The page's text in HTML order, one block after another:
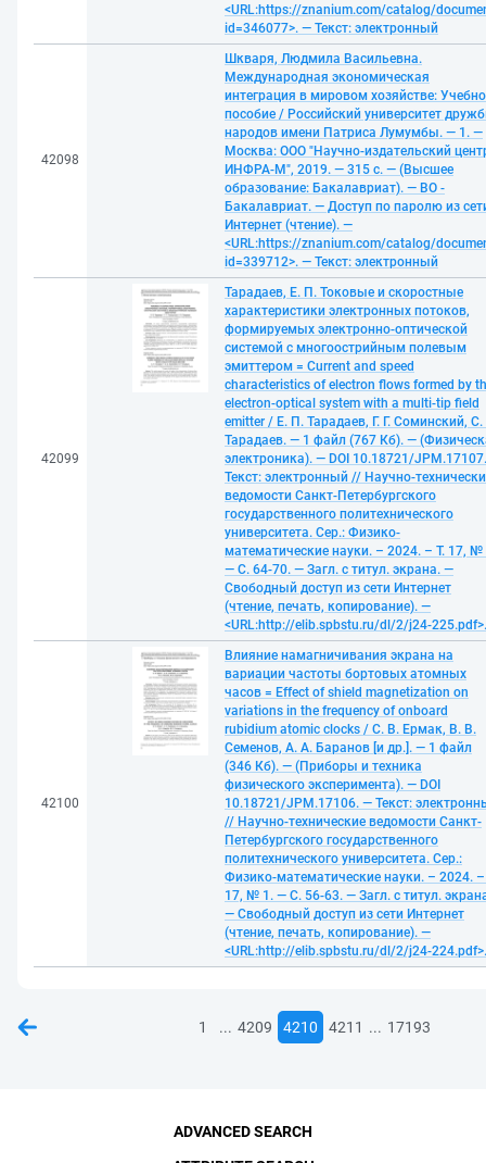
<URL:https://znanium.com/catalog/
id=346077>. — Текст: электронный
42098
Шкваря, Людмила Васильевна.
Международная экономическая
интеграция в мировом хозяйстве:
пособие / Российский университет
народов имени Патриса Лумумбы. — 1. —
Москва: ООО "Научно-издательский
ИНФРА-М", 2019. — 315 с. — (Высшее
образование: Бакалавриат). — ВО -
Бакалавриат. — Доступ по паролю из
Интернет (чтение). —
<URL:https://znanium.com/catalog/
id=339712>. — Текст: электронный
42099
Тарадаев, Е. П. Токовые и скоростные
характеристики электронных потоков,
формируемых электронно-оптической
системой с многоострийным полевым
эмиттером = Current and speed
characteristics of electron flows formed by
electron-optical system with a multi-tip field
emitter / Е. П. Тарадаев, Г. Г. Соминский,
Тарадаев. — 1 файл (767 Кб). —
электроника). — DOI 10.18721/
Текст: электронный // Научно-
ведомости Санкт-Петербургского
государственного политехнического
университета. Сер.: Физико-
математические науки. – 2024. – Т. 17, №
— С. 64-70. — Загл. с титул. экрана. —
Свободный доступ из сети Интернет
(чтение, печать, копирование). —
<URL:http://elib.spbstu.ru/dl/2/j24-225.pdf>.
42100
Влияние намагничивания экрана на
вариации частоты бортовых атомных
часов = Effect of shield magnetization on
variations in the frequency of onboard
rubidium atomic clocks / С. В. Ермак, В. В.
Семенов, А. А. Баранов [и др.]. — 1 файл
(346 Кб). — (Приборы и техника
физического эксперимента). — DOI
10.18721/JPM.17106. — Текст:
// Научно-технические ведомости Санкт-
Петербургского государственного
политехнического университета. Сер.:
Физико-математические науки. – 2024. –
17, № 1. — С. 56-63. — Загл. с титул.
— Свободный доступ из сети Интернет
(чтение, печать, копирование). —
<URL:http://elib.spbstu.ru/dl/2/j24-224.pdf>.
1 ... 4209 4210 4211 ... 17193
ADVANCED SEARCH